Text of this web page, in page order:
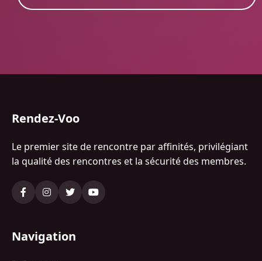
Rendez-Voo
Le premier site de rencontre par affinités, privilégiant
la qualité des rencontres et la sécurité des membres.
Navigation